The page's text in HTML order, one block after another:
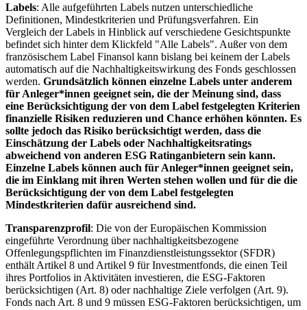
Labels: Alle aufgeführten Labels nutzen unterschiedliche
Definitionen, Mindestkriterien und Prüfungsverfahren. Ein
Vergleich der Labels in Hinblick auf verschiedene Gesichtspunkte
befindet sich hinter dem Klickfeld "Alle Labels". Außer von dem
französischem Label Finansol kann bislang bei keinem der Labels
automatisch auf die Nachhaltigkeitswirkung des Fonds geschlossen
werden. Grundsätzlich können einzelne Labels unter anderem
für Anleger*innen geeignet sein, die der Meinung sind, dass
eine Berücksichtigung der von dem Label festgelegten Kriterien
finanzielle Risiken reduzieren und Chance erhöhen könnten. Es
sollte jedoch das Risiko berücksichtigt werden, dass die
Einschätzung der Labels oder Nachhaltigkeitsratings
abweichend von anderen ESG Ratinganbietern sein kann.
Einzelne Labels können auch für Anleger*innen geeignet sein,
die im Einklang mit ihren Werten stehen wollen und für die die
Berücksichtigung der von dem Label festgelegten
Mindestkriterien dafür ausreichend sind.
Transparenzprofil: Die von der Europäischen Kommission
eingeführte Verordnung über nachhaltigkeitsbezogene
Offenlegungspflichten im Finanzdienstleistungssektor (SFDR)
enthält Artikel 8 und Artikel 9 für Investmentfonds, die einen Teil
ihres Portfolios in Aktivitäten investieren, die ESG-Faktoren
berücksichtigen (Art. 8) oder nachhaltige Ziele verfolgen (Art. 9).
Fonds nach Art. 8 und 9 müssen ESG-Faktoren berücksichtigen, um